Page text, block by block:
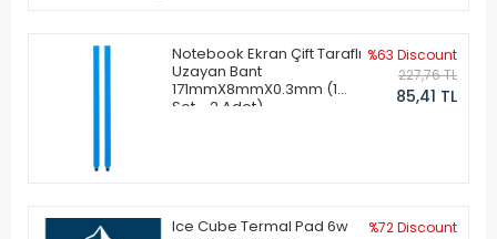
Notebook Ekran Çift Taraflı
Uzayan Bant
171mmX8mmX0.3mm (1
Set - 2 Adet)
%63 Discount
227,76 TL
85,41 TL
Ice Cube Termal Pad 6w
%72 Discount